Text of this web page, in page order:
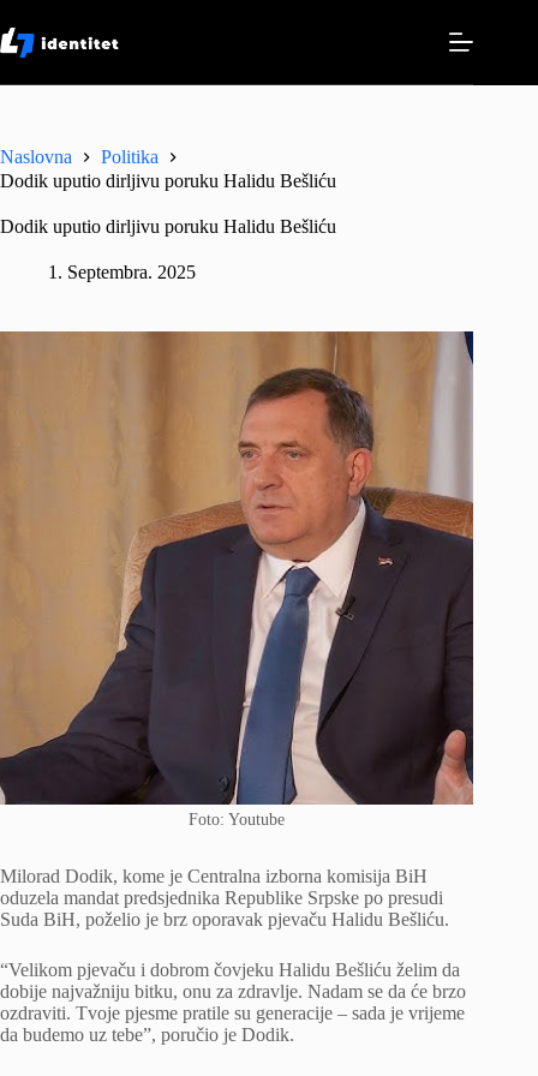
to
content
Naslovna
Politika
Dodik uputio dirljivu poruku Halidu Bešliću
Dodik uputio dirljivu poruku Halidu Bešliću
1. Septembra. 2025
Foto: Youtube
Milorad Dodik, kome je Centralna izborna komisija BiH
oduzela mandat predsjednika Republike Srpske po presudi
Suda BiH, poželio je brz oporavak pjevaču Halidu Bešliću.
“Velikom pjevaču i dobrom čovjeku Halidu Bešliću želim da
dobije najvažniju bitku, onu za zdravlje. Nadam se da će brzo
ozdraviti. Tvoje pjesme pratile su generacije – sada je vrijeme
da budemo uz tebe”, poručio je Dodik.